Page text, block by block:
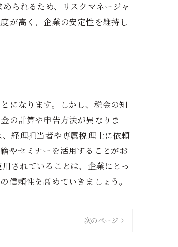
られるため、リスクマネージャ
が高く、企業の安定性を維持し
になります。しかし、税金の知
の計算や申告方法が異なりま
経理担当者や専属税理士に依頼
やセミナーを活用することがお
されていることは、企業にとっ
頼性を高めていきましょう。
次のページ >